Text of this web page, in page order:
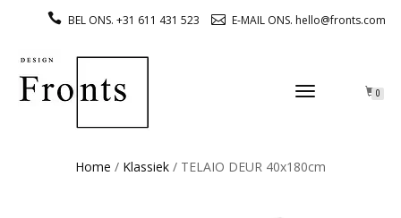
BEL ONS. +31 611 431 523 E-MAIL ONS. hello@fronts.com
TOGGLE
0
Home / Klassiek / TELAIO DEUR 40x180cm